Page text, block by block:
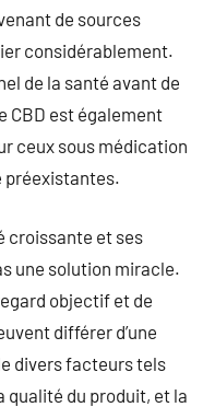
de sources
considérablement.
de la santé avant de
CBD est également
ceux sous médication
préexistantes.
croissante et ses
une solution miracle.
objectif et de
différer d’une
divers facteurs tels
qualité du produit, et la